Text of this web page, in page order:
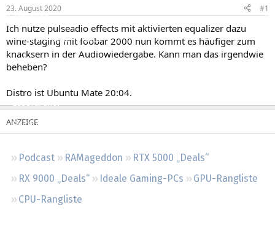
Aktuelles
Empfohlene Inhalte
Neue Beiträge
Leserartikel
Regeln
Podcast RAMageddon
RTX 5000 „Deals“
RX 9000 „Deals“
Ideale Gaming-PCs
GPU-Rangliste
CPU-Rangliste
e
r
t
a
m
23. August 2020 #1
Ich nutze pulseadio effects mit aktivierten equalizer dazu
wine-staging mit foobar 2000 nun kommt es häufiger zum
knacksern in der Audiowiedergabe. Kann man das irgendwie
beheben?
Distro ist Ubuntu Mate 20:04.